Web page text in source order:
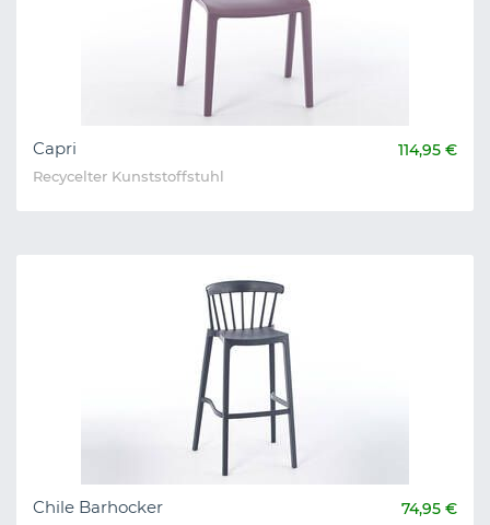
Capri 114,95 €
Recycelter Kunststoffstuhl
Chile Barhocker 74,95 €